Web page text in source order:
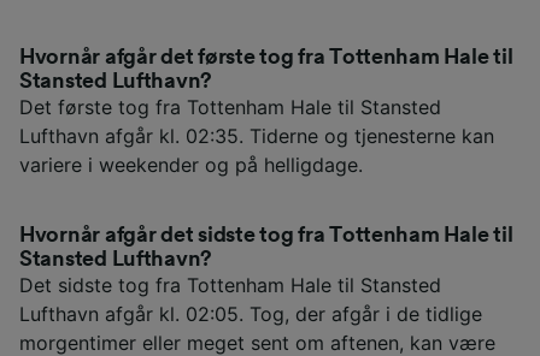
Hvornår afgår det første tog fra Tottenham Hale til
Stansted Lufthavn?
Det første tog fra Tottenham Hale til Stansted
Lufthavn afgår kl. 02:35. Tiderne og tjenesterne kan
variere i weekender og på helligdage.
Hvornår afgår det sidste tog fra Tottenham Hale til
Stansted Lufthavn?
Det sidste tog fra Tottenham Hale til Stansted
Lufthavn afgår kl. 02:05. Tog, der afgår i de tidlige
morgentimer eller meget sent om aftenen, kan være